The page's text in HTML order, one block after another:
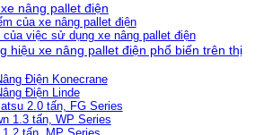
nâng pallet điện
của xe nâng pallet điện
việc sử dụng xe nâng pallet điện
hiệu xe nâng pallet điện phổ biến trên thị
Điện Konecrane
Điện Linde
2.0 tấn, FG Series
1.3 tấn, WP Series